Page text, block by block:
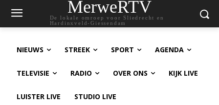
MerweRTV
De lokale omroep voor Sliedrecht en
Hardinxveld-Giessendam
NIEUWS STREEK SPORT AGENDA
TELEVISIE RADIO OVER ONS KIJK LIVE
LUISTER LIVE STUDIO LIVE